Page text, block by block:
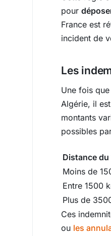
pour
France est
incident de
Les
Une fois
Algérie, il
montants
possibles
Distance du
Moins de
Entre 1500
Plus de
Ces
ou les